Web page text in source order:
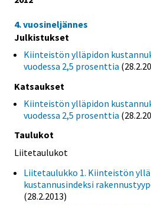
4. vuosineljännes
Julkistukset
Kiinteistön ylläpidon
vuodessa 2,5 prosenttia
Katsaukset
Kiinteistön ylläpidon
vuodessa 2,5 prosenttia
Taulukot
Liitetaulukot
Liitetaulukko 1. Kiinteistön
kustannusindeksi
(28.2.2013)